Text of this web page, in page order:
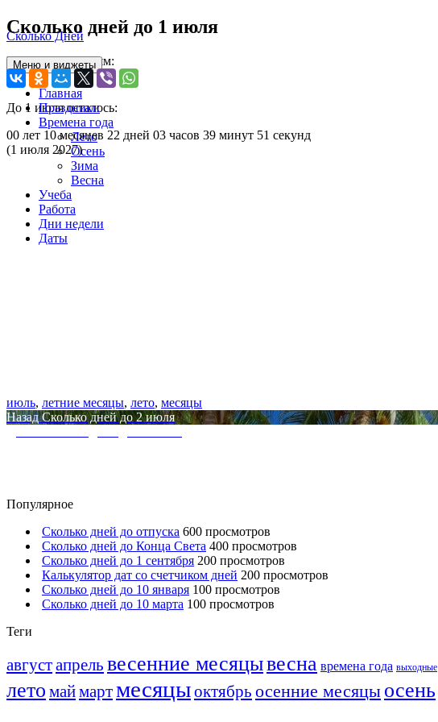
Перейти
к
Сколько Дней
Меню и виджеты
Главная
Праздники
Времена года
дочернее
Лето
Осень
Зима
Весна
Учеба
Работа
Дни недели
Даты
Популярное
Сколько дней до отпуска 600 просмотров
Сколько дней до Конца Света 400 просмотров
Сколько дней до 1 сентября 200 просмотров
Калькулятор дат со счетчиком дней 200 просмотров
Сколько дней до 10 января 100 просмотров
Сколько дней до 10 марта 100 просмотров
Теги
августапрель весенние месяцывесна времена года выходные
лето маймартмесяцыоктябрь осенние месяцы осень
Сколько дней до 1 июля
Рассказать друзьям:
До 1 июля осталось:
00 лет 10 месяцев 22 дней 03 часов 39 минут 51 секунд
(1 июля 2027)
Метки
июль, летние месяцы, лето, месяцы
Навигация
НазадПредыдущая
Сколько дней до 2 июля